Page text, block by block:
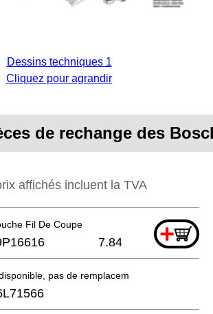
Dessins techniques 1
Cliquez pour agrandir
de rechange des
affichés incluent la TVA
Fil De Coupe +
7.84
pas de remplacement